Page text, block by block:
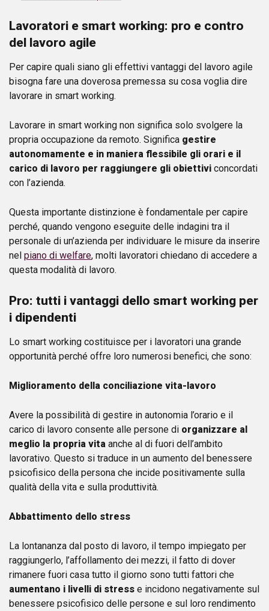
Lavoratori e smart working: pro e contro
del lavoro agile
Per capire quali siano gli effettivi vantaggi del lavoro agile
bisogna fare una doverosa premessa su cosa voglia dire
lavorare in smart working.
Lavorare in smart working non significa solo svolgere la
propria occupazione da remoto. Significa gestire
autonomamente e in maniera flessibile gli orari e il
carico di lavoro per raggiungere gli obiettivi concordati
con l’azienda.
Questa importante distinzione è fondamentale per capire
perché, quando vengono eseguite delle indagini tra il
personale di un’azienda per individuare le misure da inserire
nel piano di welfare, molti lavoratori chiedano di accedere a
questa modalità di lavoro.
Pro: tutti i vantaggi dello smart working per
i dipendenti
Lo smart working costituisce per i lavoratori una grande
opportunità perché offre loro numerosi benefici, che sono:
Miglioramento della conciliazione vita-lavoro
Avere la possibilità di gestire in autonomia l’orario e il
carico di lavoro consente alle persone di organizzare al
meglio la propria vita anche al di fuori dell’ambito
lavorativo. Questo si traduce in un aumento del benessere
psicofisico della persona che incide positivamente sulla
qualità della vita e sulla produttività.
Abbattimento dello stress
La lontananza dal posto di lavoro, il tempo impiegato per
raggiungerlo, l’affollamento dei mezzi, il fatto di dover
rimanere fuori casa tutto il giorno sono tutti fattori che
aumentano i livelli di stress e incidono negativamente sul
benessere psicofisico delle persone e sul loro rendimento